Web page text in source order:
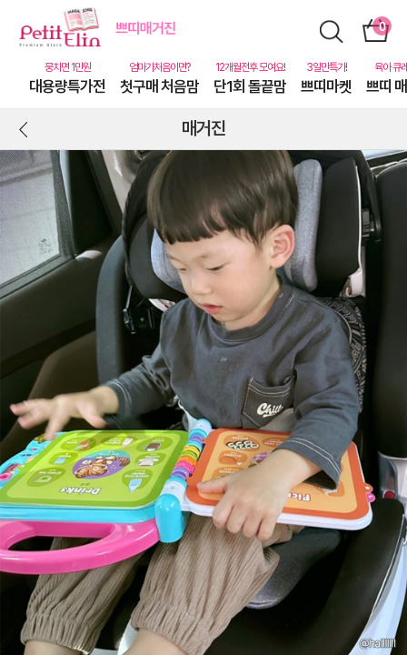
대용량특가전 첫구매 처음맘 단1회 돌끝맘 쁘띠마켓 쁘띠
매거진